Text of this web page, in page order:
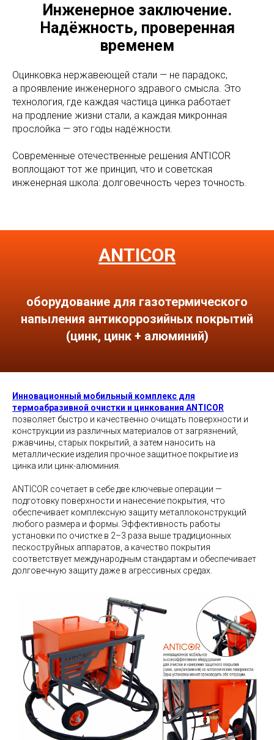
Инженерное заключение.
Надёжность, проверенная
временем
Оцинковка нержавеющей стали — не парадокс,
а проявление инженерного здравого смысла. Это
технология, где каждая частица цинка работает
на продление жизни стали, а каждая микронная
прослойка — это годы надёжности.
Современные отечественные решения ANTICOR
воплощают тот же принцип, что и советская
инженерная школа: долговечность через точность.
ANTICOR
оборудование для газотермического
напыления антикоррозийных покрытий
(цинк, цинк + алюминий)
Инновационный мобильный комплекс для
термоабразивной очистки и цинкования ANTICOR
позволяет быстро и качественно очищать поверхности и
конструкции из различных материалов от загрязнений,
ржавчины, старых покрытий, а затем наносить на
металлические изделия прочное защитное покрытие из
цинка или цинк-алюминия.
ANTICOR сочетает в себе две ключевые операции —
подготовку поверхности и нанесение покрытия, что
обеспечивает комплексную защиту металлоконструкций
любого размера и формы. Эффективность работы
установки по очистке в 2–3 раза выше традиционных
пескоструйных аппаратов, а качество покрытия
соответствует международным стандартам и обеспечивает
долговечную защиту даже в агрессивных средах.